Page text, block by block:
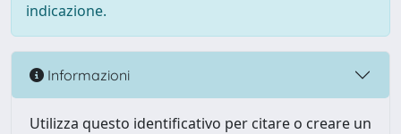
indicazione.
Informazioni
Utilizza questo identificativo per citare o creare un